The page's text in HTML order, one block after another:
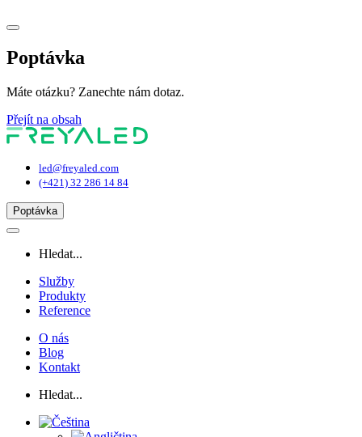
Poptávka
Máte otázku? Zanechte nám dotaz.
Přejít na obsah
Hlavní
led@freyaled.com
(+421) 32 286 14 84
Poptávka
Hledat...
Služby
Produkty
Reference
O nás
Blog
Kontakt
Hledat...